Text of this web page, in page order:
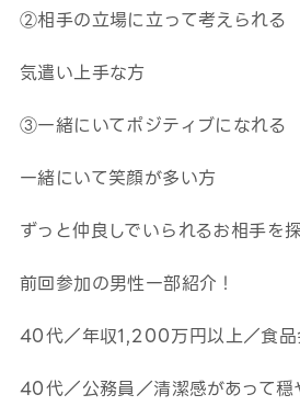
②相手の立場に立って考えられる
気遣い上手な方
③一緒にいてポジティブになれる
一緒にいて笑顔が多い方
ずっと仲良しでいられるお相手を
前回参加の男性一部紹介！
40代／年収1,200万円以上／食品
40代／公務員／清潔感があって穏